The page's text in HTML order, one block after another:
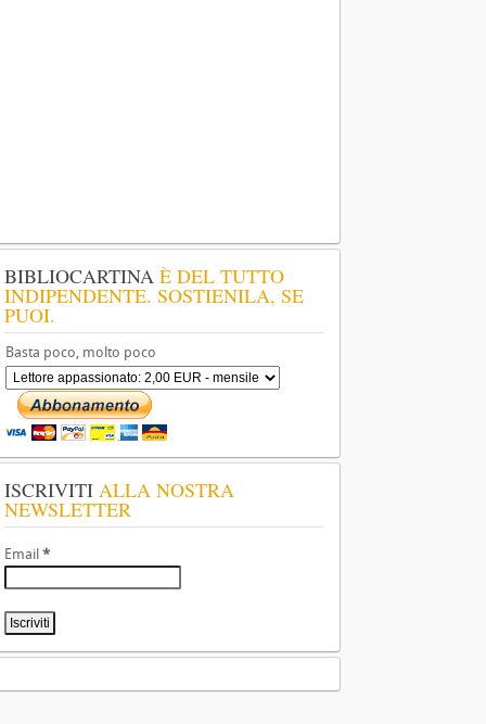
BIBLIOCARTINA È DEL TUTTO
INDIPENDENTE. SOSTIENILA, SE
PUOI.
Basta poco, molto poco
ISCRIVITI ALLA NOSTRA
NEWSLETTER
Email *